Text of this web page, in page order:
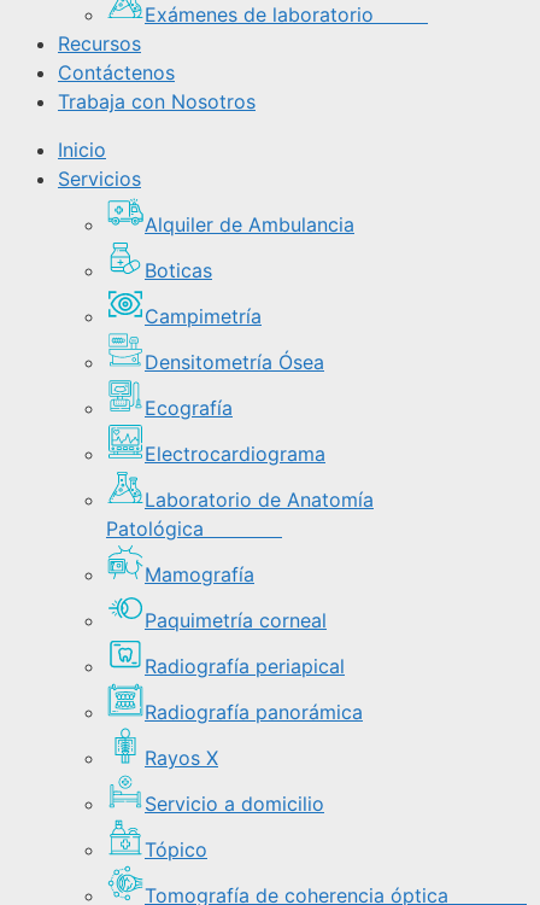
Exámenes de laboratorio
Recursos
Contáctenos
Trabaja con Nosotros
Inicio
Servicios
Alquiler de Ambulancia
Boticas
Campimetría
Densitometría Ósea
Ecografía
Electrocardiograma
Laboratorio de Anatomía
Patológica
Mamografía
Paquimetría corneal
Radiografía periapical
Radiografía panorámica
Rayos X
Servicio a domicilio
Tópico
Tomografía de coherencia óptica